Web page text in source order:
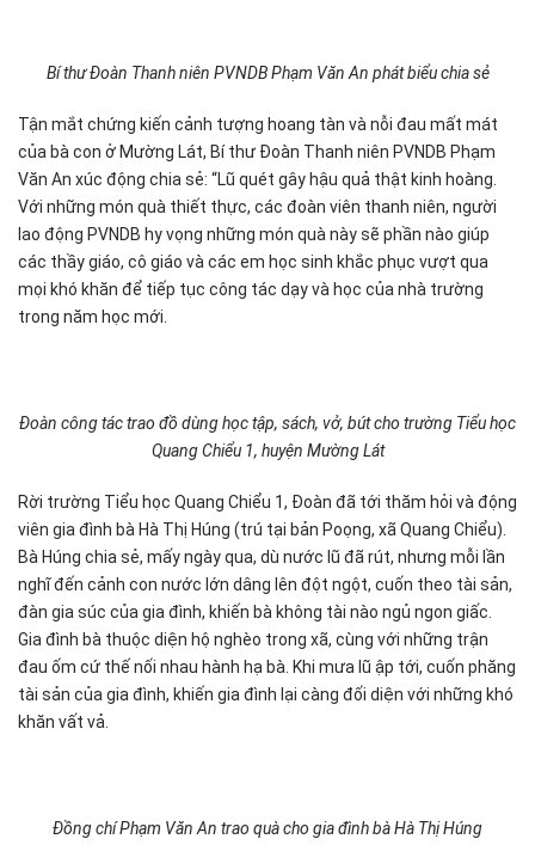
Bí thư Đoàn Thanh niên PVNDB Phạm Văn An phát biểu chia sẻ
Tận mắt chứng kiến cảnh tượng hoang tàn và nỗi đau mất mát
của bà con ở Mường Lát, Bí thư Đoàn Thanh niên PVNDB Phạm
Văn An xúc động chia sẻ: “Lũ quét gây hậu quả thật kinh hoàng.
Với những món quà thiết thực, các đoàn viên thanh niên, người
lao động PVNDB hy vọng những món quà này sẽ phần nào giúp
các thầy giáo, cô giáo và các em học sinh khắc phục vượt qua
mọi khó khăn để tiếp tục công tác dạy và học của nhà trường
trong năm học mới.
Đoàn công tác trao đồ dùng học tập, sách, vở, bút cho trường Tiểu học
Quang Chiểu 1, huyện Mường Lát
Rời trường Tiểu học Quang Chiểu 1, Đoàn đã tới thăm hỏi và động
viên gia đình bà Hà Thị Húng (trú tại bản Poọng, xã Quang Chiểu).
Bà Húng chia sẻ, mấy ngày qua, dù nước lũ đã rút, nhưng mỗi lần
nghĩ đến cảnh con nước lớn dâng lên đột ngột, cuốn theo tài sản,
đàn gia súc của gia đình, khiến bà không tài nào ngủ ngon giấc.
Gia đình bà thuộc diện hộ nghèo trong xã, cùng với những trận
đau ốm cứ thế nối nhau hành hạ bà. Khi mưa lũ ập tới, cuốn phăng
tài sản của gia đình, khiến gia đình lại càng đối diện với những khó
khăn vất vả.
Đồng chí Phạm Văn An trao quà cho gia đình bà Hà Thị Húng